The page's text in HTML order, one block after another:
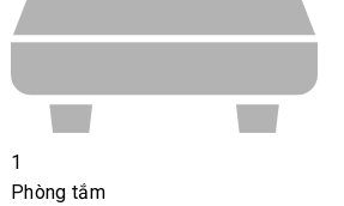
1
Phòng tắm